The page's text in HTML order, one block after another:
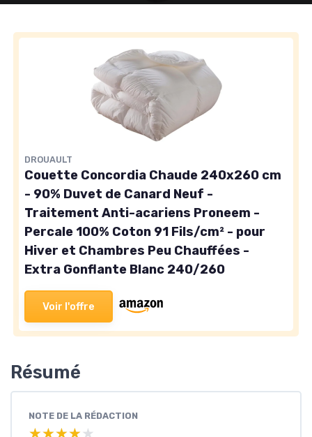
DROUAULT
Couette Concordia Chaude 240x260 cm
- 90% Duvet de Canard Neuf -
Traitement Anti-acariens Proneem -
Percale 100% Coton 91 Fils/cm² - pour
Hiver et Chambres Peu Chauffées -
Extra Gonflante Blanc 240/260
Voir l'offre
Résumé
NOTE DE LA RÉDACTION